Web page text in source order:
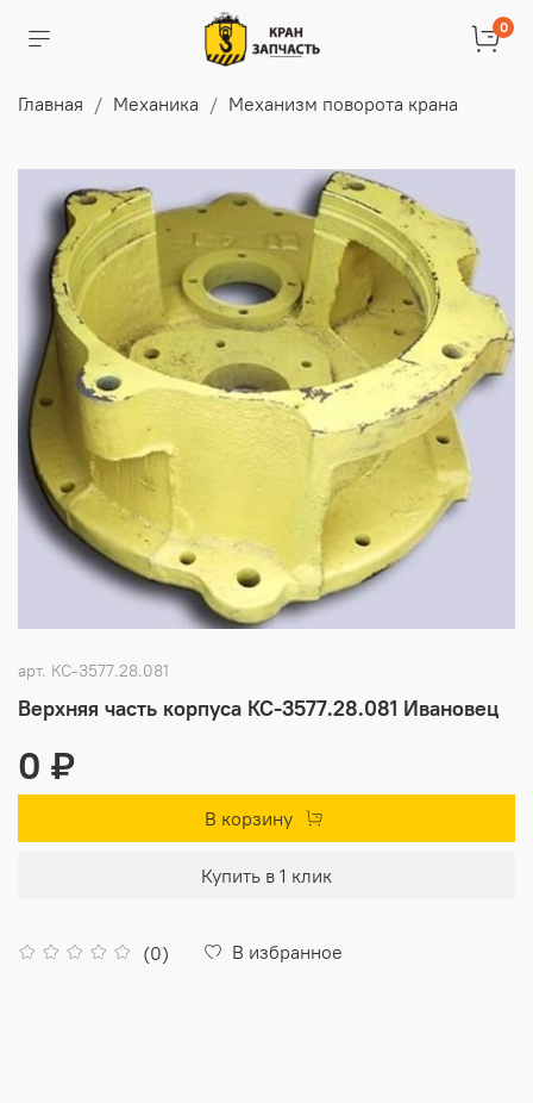
0
Главная Механика Механизм поворота крана
арт. КС-3577.28.081
Верхняя часть корпуса КС-3577.28.081 Ивановец
(0) В избранное
0 ₽
В корзину
Купить в 1 клик